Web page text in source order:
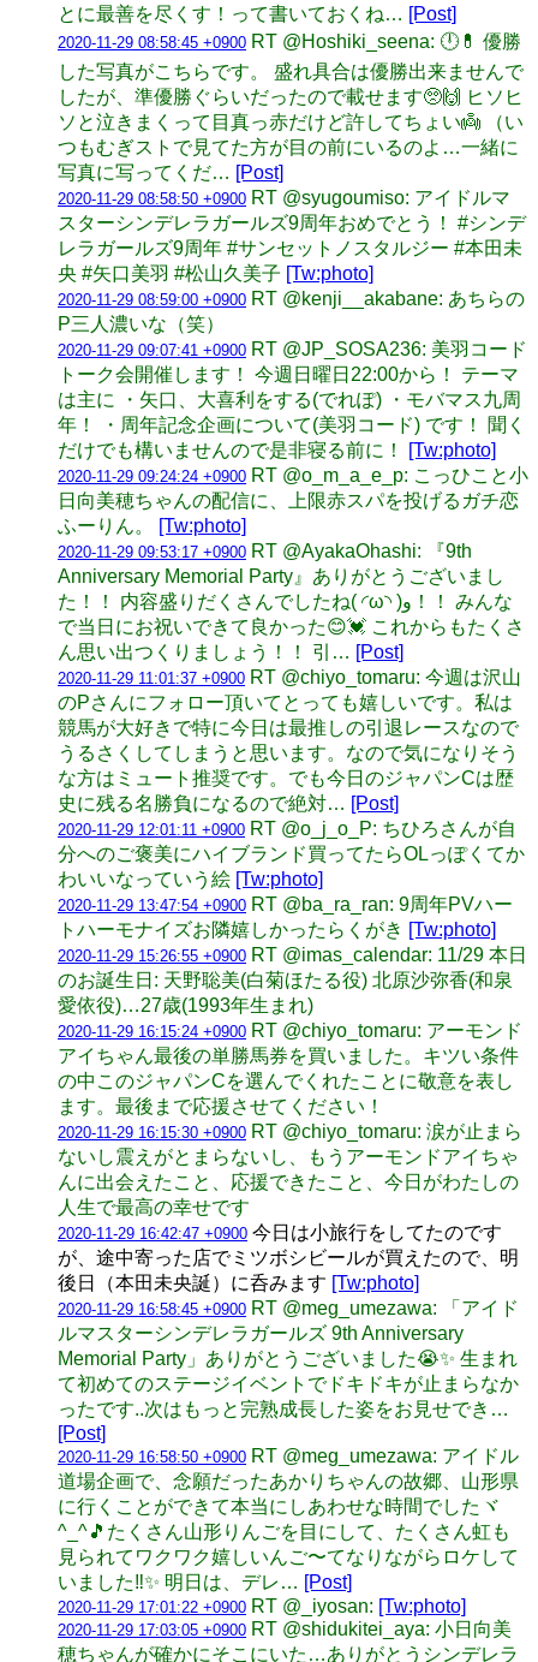
とに最善を尽くす！って書いておくね… [Post]
2020-11-29 08:58:45 +0900 RT @Hoshiki_seena: 🕛💊 優勝
した写真がこちらです。 盛れ具合は優勝出来ませんで
したが、準優勝ぐらいだったので載せます🥺🙌 ヒソヒ
ソと泣きまくって目真っ赤だけど許してちょい👼 （い
つもむぎストで見てた方が目の前にいるのよ…一緒に
写真に写ってくだ… [Post]
2020-11-29 08:58:50 +0900 RT @syugoumiso: アイドルマ
スターシンデレラガールズ9周年おめでとう！ #シンデ
レラガールズ9周年 #サンセットノスタルジー #本田未
央 #矢口美羽 #松山久美子 [Tw:photo]
2020-11-29 08:59:00 +0900 RT @kenji__akabane: あちらの
P三人濃いな（笑）
2020-11-29 09:07:41 +0900 RT @JP_SOSA236: 美羽コード
トーク会開催します！ 今週日曜日22:00から！ テーマ
は主に ・矢口、大喜利をする(でれぽ) ・モバマス九周
年！ ・周年記念企画について(美羽コード) です！ 聞く
だけでも構いませんので是非寝る前に！
[Tw:photo]
2020-11-29 09:24:24 +0900 RT @o_m_a_e_p: こっひこと小
日向美穂ちゃんの配信に、上限赤スパを投げるガチ恋
ふーりん。
[Tw:photo]
2020-11-29 09:53:17 +0900 RT @AyakaOhashi: 『9th
Anniversary Memorial Party』ありがとうございまし
た！！ 内容盛りだくさんでしたね( ◜ω◝ )و！！ みんな
で当日にお祝いできて良かった😊💓 これからもたくさ
ん思い出つくりましょう！！ 引… [Post]
2020-11-29 11:01:37 +0900 RT @chiyo_tomaru: 今週は沢山
のPさんにフォロー頂いてとっても嬉しいです。私は
競馬が大好きで特に今日は最推しの引退レースなので
うるさくしてしまうと思います。なので気になりそう
な方はミュート推奨です。でも今日のジャパンCは歴
史に残る名勝負になるので絶対… [Post]
2020-11-29 12:01:11 +0900 RT @o_j_o_P: ちひろさんが自
分へのご褒美にハイブランド買ってたらOLっぽくてか
わいいなっていう絵 [Tw:photo]
2020-11-29 13:47:54 +0900 RT @ba_ra_ran: 9周年PVハー
トハーモナイズお隣嬉しかったらくがき [Tw:photo]
2020-11-29 15:26:55 +0900 RT @imas_calendar: 11/29 本日
のお誕生日: 天野聡美(白菊ほたる役) 北原沙弥香(和泉
愛依役)…27歳(1993年生まれ)
2020-11-29 16:15:24 +0900 RT @chiyo_tomaru: アーモンド
アイちゃん最後の単勝馬券を買いました。キツい条件
の中このジャパンCを選んでくれたことに敬意を表し
ます。最後まで応援させてください！
2020-11-29 16:15:30 +0900 RT @chiyo_tomaru: 涙が止まら
ないし震えがとまらないし、もうアーモンドアイちゃ
んに出会えたこと、応援できたこと、今日がわたしの
人生で最高の幸せです
2020-11-29 16:42:47 +0900 今日は小旅行をしてたのです
が、途中寄った店でミツボシビールが買えたので、明
後日（本田未央誕）に呑みます [Tw:photo]
2020-11-29 16:58:45 +0900 RT @meg_umezawa: 「アイド
ルマスターシンデレラガールズ 9th Anniversary
Memorial Party」ありがとうございました😭✨ 生まれ
て初めてのステージイベントでドキドキが止まらなか
ったです..次はもっと完熟成長した姿をお見せでき…
[Post]
2020-11-29 16:58:50 +0900 RT @meg_umezawa: アイドル
道場企画で、念願だったあかりちゃんの故郷、山形県
に行くことができて本当にしあわせな時間でしたヾ
^_^🎵たくさん山形りんごを目にして、たくさん虹も
見られてワクワク嬉しいんご〜てなりながらロケして
いました‼️✨ 明日は、デレ… [Post]
2020-11-29 17:01:22 +0900 RT @_iyosan: [Tw:photo]
2020-11-29 17:03:05 +0900 RT @shidukitei_aya: 小日向美
穂ちゃんが確かにそこにいた…ありがとうシンデレラ